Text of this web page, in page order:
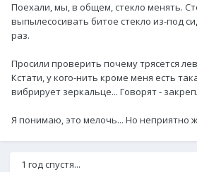
Поехали, мы, в общем, стекло менять.
выпылесосивать битое стекло из-под
раз.
Просили проверить почему трясется
Кстати, у кого-нить кроме меня есть
вибрирует зеркальце... Говорят -
Я понимаю, это мелочь... Но неприятно
1 год спустя...